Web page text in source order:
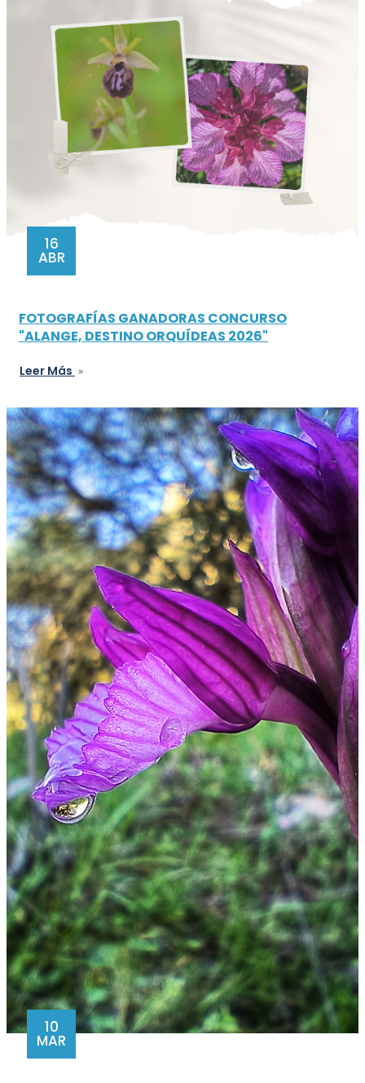
16
ABR
FOTOGRAFÍAS GANADORAS CONCURSO
"ALANGE, DESTINO ORQUÍDEAS 2026"
Leer Más
10
MAR